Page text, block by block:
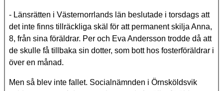
- Länsrätten i Västernorrlands län beslutade i torsdags att
det inte finns tillräckliga skäl för att permanent skilja Anna,
8, från sina föräldrar. Per och Eva Andersson trodde då att
de skulle få tillbaka sin dotter, som bott hos fosterföräldrar i
över en månad.
Men så blev inte fallet. Socialnämnden i Örnsköldsvik